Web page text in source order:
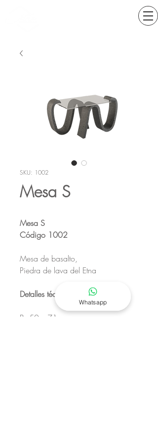
SKU: 1002
Mesa S
Mesa S
Código 1002
Mesa de basalto,
Piedra de lava del Etna
Detalles técnicos:
B: 50 x 71 cm
Whatsapp